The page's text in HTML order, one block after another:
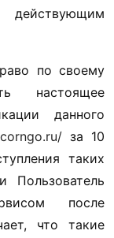
по своему
настоящее
данного
за 10
таких
Пользователь
после
что такие